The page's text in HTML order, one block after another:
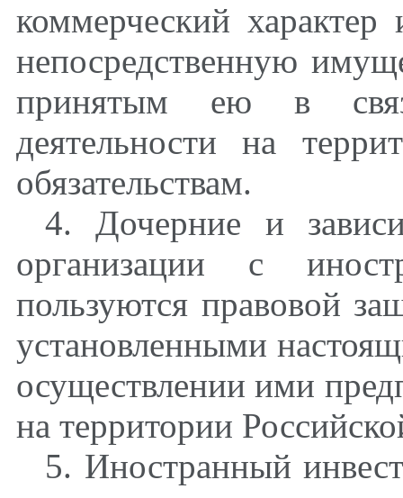
коммерческий характер
непосредственную
принятым ею в
деятельности на
обязательствам.
4. Дочерние и
организации с
пользуются правовой
установленными
осуществлении ими
на территории
5. Иностранный